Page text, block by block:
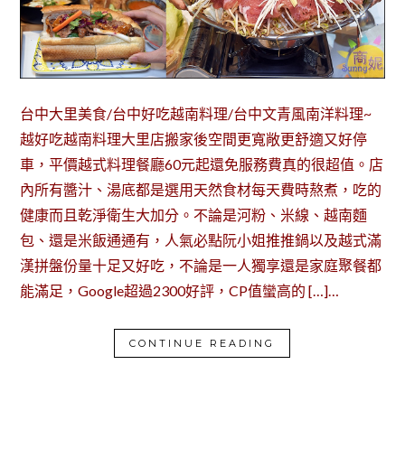
台中大里美食/台中好吃越南料理/台中文青風南洋料理~
越好吃越南料理大里店搬家後空間更寬敞更舒適又好停
車，平價越式料理餐廳60元起還免服務費真的很超值。店
內所有醬汁、湯底都是選用天然食材每天費時熬煮，吃的
健康而且乾淨衛生大加分。不論是河粉、米線、越南麵
包、還是米飯通通有，人氣必點阮小姐推推鍋以及越式滿
漢拼盤份量十足又好吃，不論是一人獨享還是家庭聚餐都
能滿足，Google超過2300好評，CP值蠻高的 […]…
CONTINUE READING